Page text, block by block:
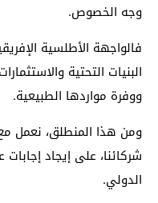
وجه الخصوص.
فالواجهة الأطلسية
البنيات التحتية
ووفرة مواردها الطبيعية.
ومن هذا المنطلق، نعمل
شركائنا، على إيجاد
الدولي.